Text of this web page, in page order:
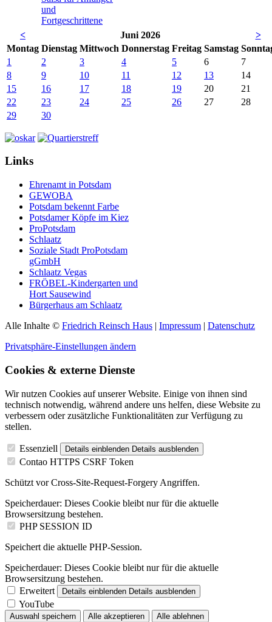
und
Fortgeschrittene
<
Juni 2026
>
Montag Dienstag Mittwoch Donnerstag Freitag Samstag So
1
2 3 4 5 6
7
8
9 10 11 12 13
14
15
16 17 18 19 20
21
22
23 24 25 26 27
28
29
30
Links
Ehrenamt in Potsdam
GEWOBA
Potsdam bekennt Farbe
Potsdamer Köpfe im Kiez
ProPotsdam
Schlaatz
Soziale Stadt ProPotsdam
gGmbH
Schlaatz Vegas
FRÖBEL-Kindergarten und
Hort Sausewind
Bürgerhaus am Schlaatz
Alle Inhalte © Friedrich Reinsch Haus | Impressum | Datenschutz
Privatsphäre-Einstellungen ändern
Cookies & externe Dienste
Wir nutzen Cookies auf unserer Website. Einige von ihnen sind
technisch notwendig, während andere uns helfen, diese Website zu
verbessern oder zusätzliche Funktionalitäten zur Verfügung zu
stellen.
Essenziell Details einblenden Details ausblenden
Contao HTTPS CSRF Token
Schützt vor Cross-Site-Request-Forgery Angriffen.
Speicherdauer: Dieses Cookie bleibt nur für die aktuelle
Browsersitzung bestehen.
PHP SESSION ID
Speichert die aktuelle PHP-Session.
Speicherdauer: Dieses Cookie bleibt nur für die aktuelle
Browsersitzung bestehen.
Erweitert
Details einblenden Details ausblenden
YouTube
Auswahl speichern Alle akzeptieren Alle ablehnen